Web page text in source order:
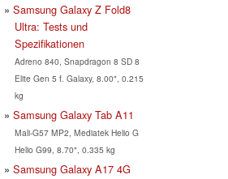
Samsung Galaxy Z Fold8
Ultra: Tests und
Spezifikationen
Adreno 840, Snapdragon 8 SD 8
Elite Gen 5 f. Galaxy, 8.00", 0.215
kg
Samsung Galaxy Tab A11
Mali-G57 MP2, Mediatek Helio G
Helio G99, 8.70", 0.335 kg
Samsung Galaxy A17 4G